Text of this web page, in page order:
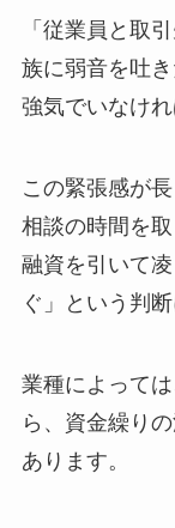
「従業員と取
族に弱音を吐
強気でいなけれ
この緊張感が
相談の時間を
融資を引いて
ぐ」という判
業種によって
ら、資金繰り
あります。